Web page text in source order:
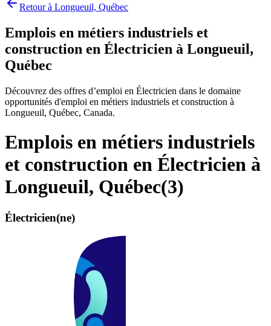
Retour à Longueuil, Québec
Emplois en métiers industriels et
construction en Électricien à Longueuil,
Québec
Découvrez des offres d’emploi en Électricien dans le domaine
opportunités d'emploi en métiers industriels et construction à
Longueuil, Québec, Canada.
Emplois en métiers industriels
et construction en Électricien à
Longueuil, Québec(3)
Électricien(ne)